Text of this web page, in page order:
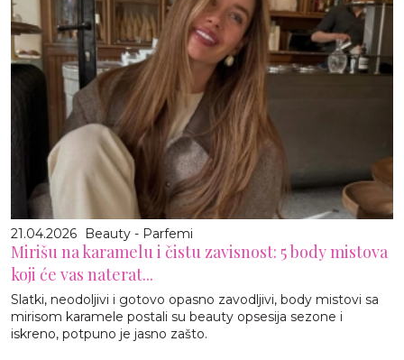
21.04.2026 Beauty - Parfemi
Mirišu na karamelu i čistu zavisnost: 5 body mistova
koji će vas naterat...
Slatki, neodoljivi i gotovo opasno zavodljivi, body mistovi sa
mirisom karamele postali su beauty opsesija sezone i
iskreno, potpuno je jasno zašto.